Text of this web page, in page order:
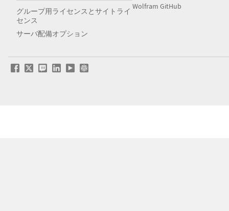
グループ用ライセンスとサイトライ
センス
サーバ配備オプション
Wolfram GitHub